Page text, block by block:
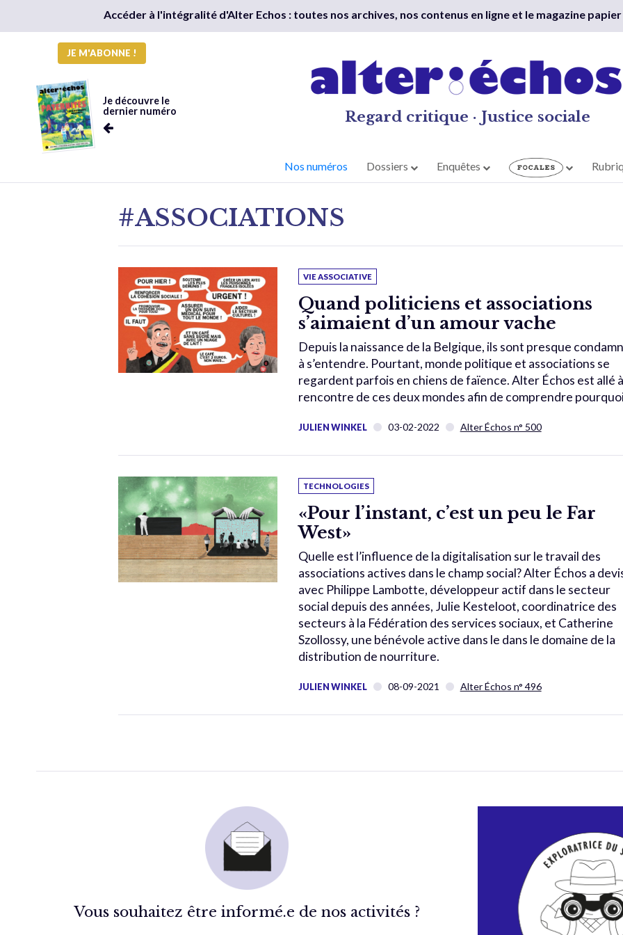
Accéder à l'intégralité d'Alter Echos : toutes nos archives, nos contenus en ligne et le magazine papier
JE M'ABONNE !
Je découvre le
dernier numéro
Regard critique · Justice sociale
Nos numéros Dossiers Enquêtes
#ASSOCIATIONS
VIE ASSOCIATIVE
Quand politiciens et associations
s’aimaient d’un amour vache
Depuis la naissance de la Belgique, ils sont presque
à s’entendre. Pourtant, monde politique et associations se
regardent parfois en chiens de faïence. Alter Échos est allé
rencontre de ces deux mondes afin de comprendre
JULIEN WINKEL 03-02-2022 Alter Échos n° 500
TECHNOLOGIES
«Pour l’instant, c’est un peu le Far
West»
Quelle est l’influence de la digitalisation sur le travail des
associations actives dans le champ social? Alter Échos a
avec Philippe Lambotte, développeur actif dans le secteur
social depuis des années, Julie Kesteloot, coordinatrice des
secteurs à la Fédération des services sociaux, et Catherine
Szollossy, une bénévole active dans le dans le domaine de la
distribution de nourriture.
JULIEN WINKEL 08-09-2021 Alter Échos n° 496
Vous souhaitez être informé.e de nos activités ?